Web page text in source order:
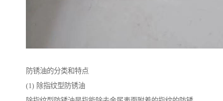
防锈油的分类和特点
(1) 除指纹型防锈油